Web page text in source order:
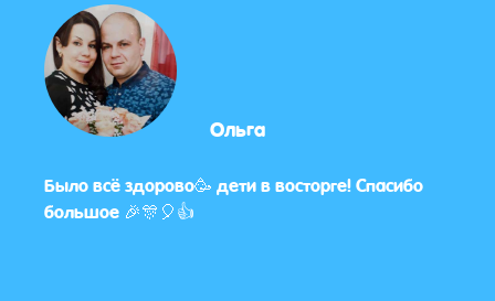
Ольга
Было всё здорово🥳 дети в восторге! Спасибо
большое 🎉🎊🎈👍